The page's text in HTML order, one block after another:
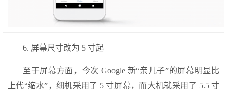
6. 屏幕尺寸改为 5 寸起
至于屏幕方面，今次 Google 新“亲儿子”的屏幕明显比
上代“缩水”，细机采用了 5 寸屏幕，而大机就采用了 5.5 寸